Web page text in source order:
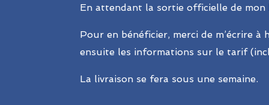
En attendant la sortie officielle de mon
Pour en bénéficier, merci de m’écrire
ensuite les informations sur le tarif
La livraison se fera sous une semaine.